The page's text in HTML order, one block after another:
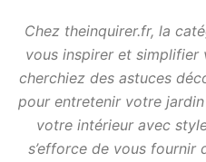
Chez theinquirer.fr, la
vous inspirer et simplifier
cherchiez des astuces
pour entretenir votre
votre intérieur avec
s’efforce de vous fournir